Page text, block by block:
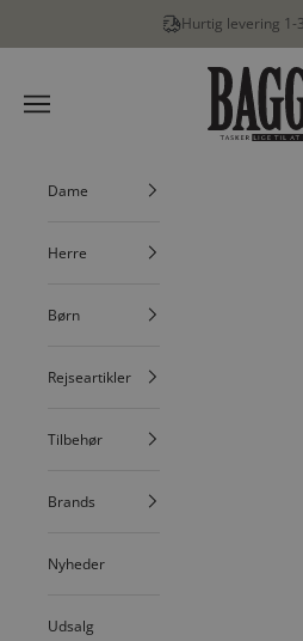
Hurtig levering 1-
BAGGI
Menu
Dame
Herre
Børn
Rejseartikler
Tilbehør
Brands
Nyheder
Udsalg